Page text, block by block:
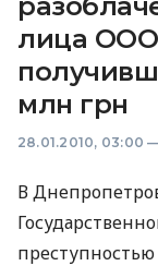
лица
млн грн
28.01.2010, 03:00
В